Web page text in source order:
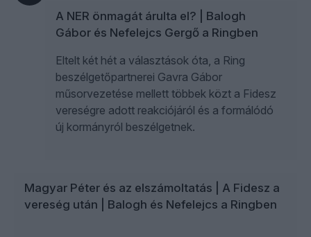
A NER önmagát árulta el? | Balogh
Gábor és Nefelejcs Gergő a Ringben
Eltelt két hét a választások óta, a Ring
beszélgetőpartnerei Gavra Gábor
műsorvezetése mellett többek közt a Fidesz
vereségre adott reakciójáról és a formálódó
új kormányról beszélgetnek.
Magyar Péter és az elszámoltatás | A Fidesz a
vereség után | Balogh és Nefelejcs a Ringben